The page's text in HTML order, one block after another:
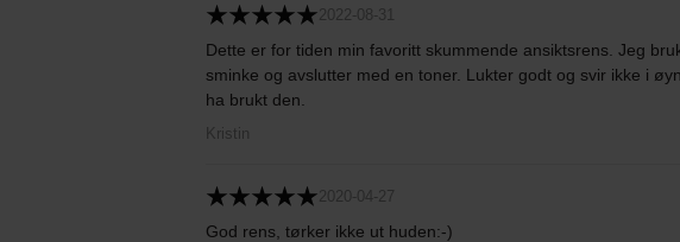
2022-08-31
Dette er for tiden min favoritt skummende ansiktsrens. Jeg
sminke og avslutter med en toner. Lukter godt og svir ikke i
ha brukt den.
Kristin
2020-04-27
God rens, tørker ikke ut huden:-)